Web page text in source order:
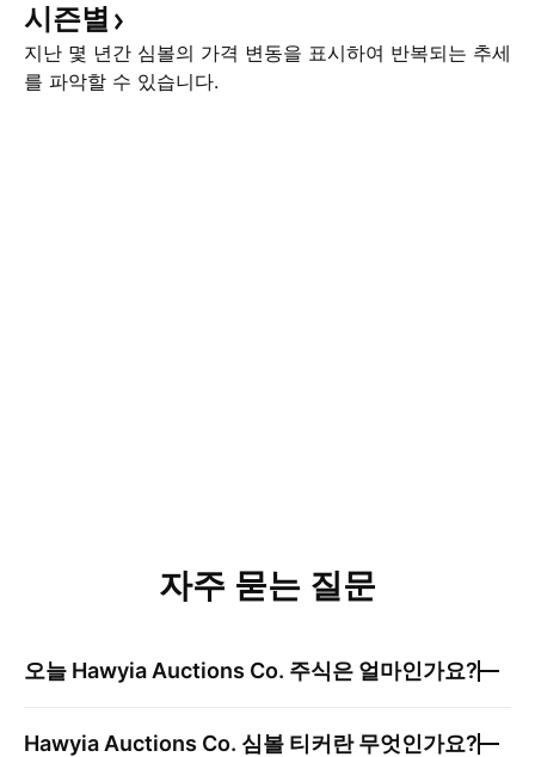
시즌별
지난 몇 년간 심볼의 가격 변동을 표시하여 반복되는 추세
를 파악할 수 있습니다.
자주 묻는 질문
오늘 Hawyia Auctions Co. 주식은 얼마인가요?
Hawyia Auctions Co. 심볼 티커란 무엇인가요?